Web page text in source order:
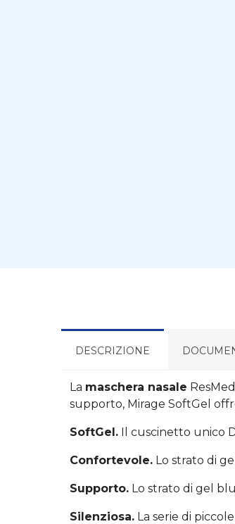
DESCRIZIONE
La maschera nasale
supporto, Mirage SoftGel
SoftGel. Il cuscinetto unico
Confortevole. Lo strato di
Supporto. Lo strato di gel
Silenziosa. La serie di